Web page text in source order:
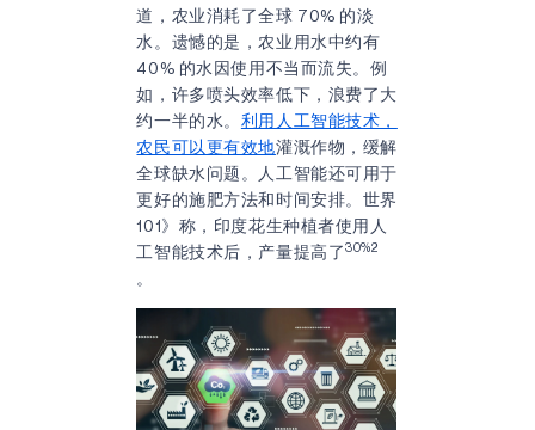
道，农业消耗了全球 70% 的淡
水。遗憾的是，农业用水中约有
40% 的水因使用不当而流失。例
如，许多喷头效率低下，浪费了大
约一半的水。 利用人工智能技术，
农民可以更有效地灌溉作物，缓解
全球缺水问题。人工智能还可用于
更好的施肥方法和时间安排。世界
101》称，印度花生种植者使用人
工智能技术后，产量提高了30%2
。